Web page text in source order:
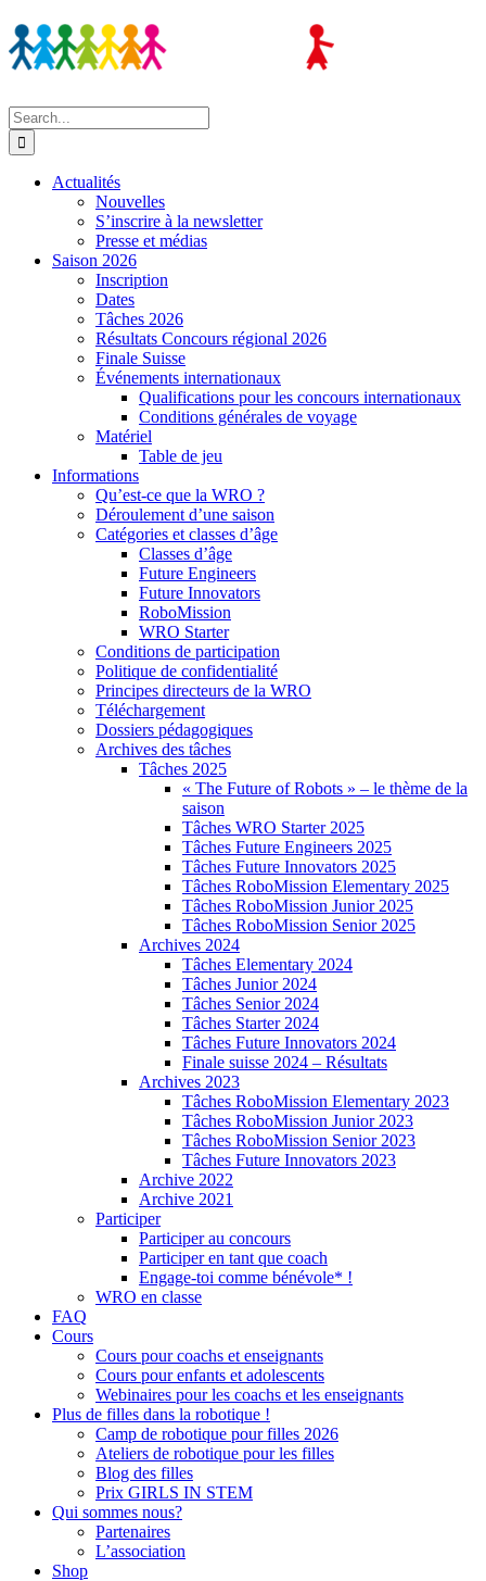
to
content
Search
for:
Actualités
Nouvelles
S’inscrire à la newsletter
Presse et médias
Saison 2026
Inscription
Dates
Tâches 2026
Résultats Concours régional 2026
Finale Suisse
Événements internationaux
Qualifications pour les concours internationaux
Conditions générales de voyage
Matériel
Table de jeu
Informations
Qu’est-ce que la WRO ?
Déroulement d’une saison
Catégories et classes d’âge
Classes d’âge
Future Engineers
Future Innovators
RoboMission
WRO Starter
Conditions de participation
Politique de confidentialité
Principes directeurs de la WRO
Téléchargement
Dossiers pédagogiques
Archives des tâches
Tâches 2025
« The Future of Robots » – le thème de la
saison
Tâches WRO Starter 2025
Tâches Future Engineers 2025
Tâches Future Innovators 2025
Tâches RoboMission Elementary 2025
Tâches RoboMission Junior 2025
Tâches RoboMission Senior 2025
Archives 2024
Tâches Elementary 2024
Tâches Junior 2024
Tâches Senior 2024
Tâches Starter 2024
Tâches Future Innovators 2024
Finale suisse 2024 – Résultats
Archives 2023
Tâches RoboMission Elementary 2023
Tâches RoboMission Junior 2023
Tâches RoboMission Senior 2023
Tâches Future Innovators 2023
Archive 2022
Archive 2021
Participer
Participer au concours
Participer en tant que coach
Engage-toi comme bénévole* !
WRO en classe
FAQ
Cours
Cours pour coachs et enseignants
Cours pour enfants et adolescents
Webinaires pour les coachs et les enseignants
Plus de filles dans la robotique !
Camp de robotique pour filles 2026
Ateliers de robotique pour les filles
Blog des filles
Prix GIRLS IN STEM
Qui sommes nous?
Partenaires
L’association
Shop